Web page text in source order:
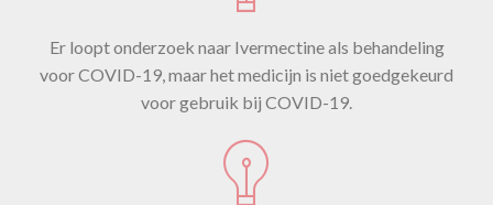
Er loopt onderzoek naar Ivermectine als behandeling
voor COVID-19, maar het medicijn is niet goedgekeurd
voor gebruik bij COVID-19.